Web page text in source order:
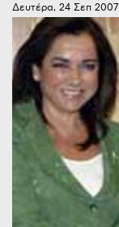
Δευτέρα, 24 Σεπ 2007